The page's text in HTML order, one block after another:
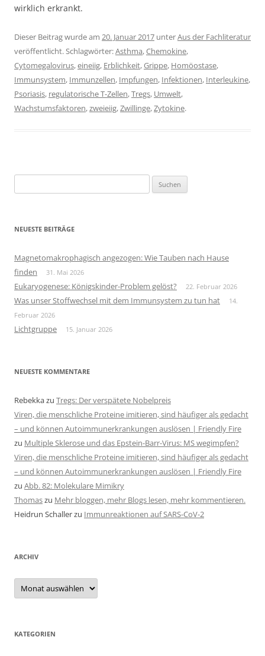
wirklich erkrankt.
Dieser Beitrag wurde am 20. Januar 2017 unterAus der Fachliteratur
veröffentlicht. Schlagwörter:Asthma,Chemokine,
Cytomegalovirus,eineiig, Erblichkeit,Grippe, Homöostase,
Immunsystem, Immunzellen, Impfungen, Infektionen, Interleukine,
Psoriasis, regulatorische T-Zellen,Tregs, Umwelt,
Wachstumsfaktoren,zweieiig,Zwillinge,Zytokine.
nach:
NEUESTE BEITRÄGE
Magnetomakrophagisch angezogen: Wie Tauben nach Hause
finden
31. Mai 2026
Eukaryogenese: Königskinder-Problem gelöst? 22. Februar 2026
Was unser Stoffwechsel mit dem Immunsystem zu tun hat
14.
Februar 2026
Lichtgruppe 15. Januar 2026
NEUESTE KOMMENTARE
Rebekkazu Tregs: Der verspätete Nobelpreis
Viren, die menschliche Proteine imitieren, sind häufiger als gedacht
– und können Autoimmunerkrankungen auslösen | Friendly Fire
zu Multiple Sklerose und das Epstein-Barr-Virus: MS wegimpfen?
Viren, die menschliche Proteine imitieren, sind häufiger als gedacht
– und können Autoimmunerkrankungen auslösen | Friendly Fire
zu Abb. 82: Molekulare Mimikry
Thomaszu Mehr bloggen, mehr Blogs lesen, mehr kommentieren.
Heidrun Schallerzu Immunreaktionen auf SARS-CoV-2
ARCHIV
Archiv
KATEGORIEN